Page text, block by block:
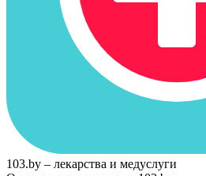
103.by – лекарства и медуслуги